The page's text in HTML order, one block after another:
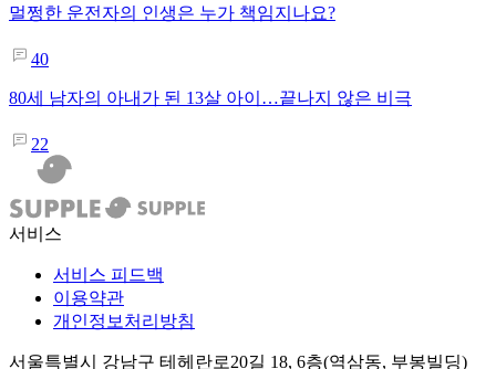
멀쩡한 운전자의 인생은 누가 책임지나요?
40
80세 남자의 아내가 된 13살 아이…끝나지 않은 비극
22
서비스
서비스 피드백
이용약관
개인정보처리방침
서울특별시 강남구 테헤란로20길 18, 6층(역삼동, 부봉빌딩)